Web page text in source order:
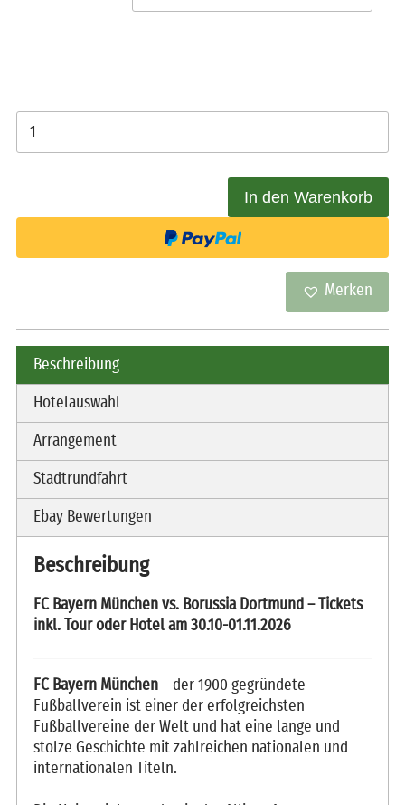
Borussia Dortmund -
Tickets inkl. Tour oder
Hotel am 30.10-
In den Warenkorb
Merken
Beschreibung
Hotelauswahl
Arrangement
Stadtrundfahrt
Ebay Bewertungen
Beschreibung
FC Bayern München vs. Borussia Dortmund – Tickets
inkl. Tour oder Hotel am 30.10-01.11.2026
FC Bayern München – der 1900 gegründete
Fußballverein ist einer der erfolgreichsten
Fußballvereine der Welt und hat eine lange und
stolze Geschichte mit zahlreichen nationalen und
internationalen Titeln.